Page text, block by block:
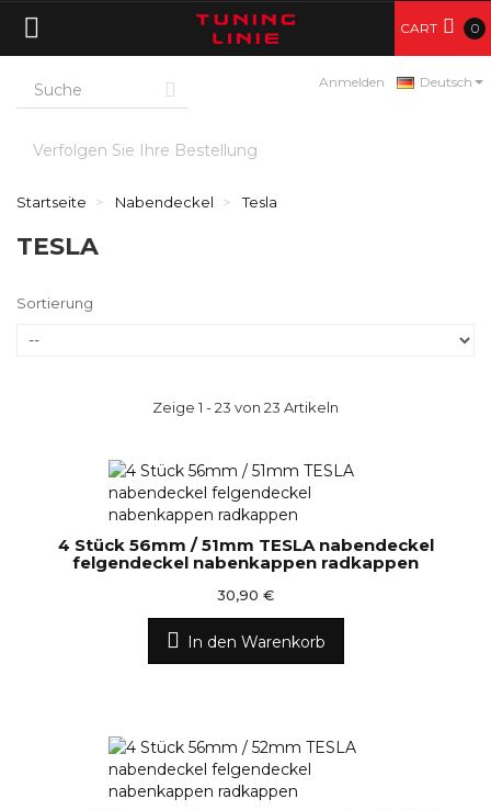
Anmelden Deutsch
CART 0
Verfolgen Sie Ihre Bestellung
Startseite Nabendeckel Tesla
TESLA
Sortierung
Zeige 1 - 23 von 23 Artikeln
4 Stück 56mm / 51mm TESLA nabendeckel
felgendeckel nabenkappen radkappen
30,90 €
In den Warenkorb